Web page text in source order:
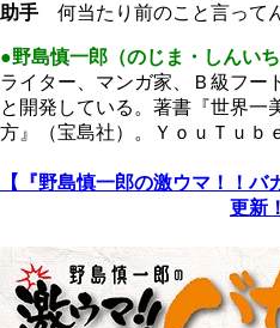
助手 何当たり前のこと言って
●野島慎一郎（のじま・しんいち
ライター、マンガ家、Ｂ級フー
と開発している。著書『世界一
方』（宝島社）。ＹｏｕＴｕｂ
【『野島慎一郎の激ウマ！！
更新